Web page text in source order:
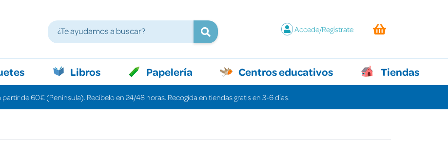
Accede/Regístrate
Libros Papelería Centros educativos Tiendas
partir de 60€ (Península). Recíbelo en 24/48 horas. Recogida en tiendas gratis en 3-6 días.